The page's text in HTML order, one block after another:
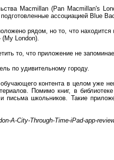
Macmillan (Pan Macmillan's
ассоциацией Blue
рядом, но то, что
London).
то, что приложение не
по удивительному городу.
контента в целом уже
Помимо книг, в
письма школьников. Такие
A-City-Through-Time-iPad-app-